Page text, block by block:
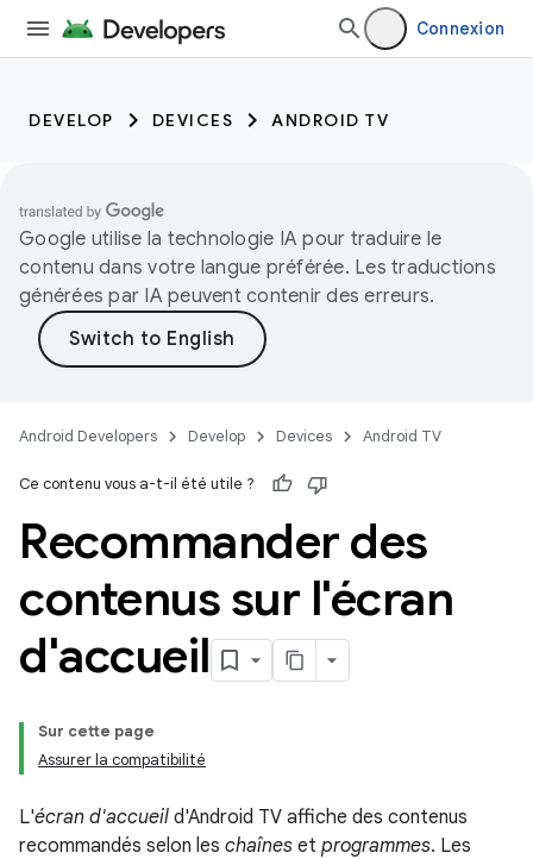
Connexion
DEVELOP DEVICES ANDROID TV
Google utilise la technologie IA pour traduire le
contenu dans votre langue préférée. Les traductions
générées par IA peuvent contenir des erreurs.
Android Developers Develop Devices Android TV
Ce contenu vous a-t-il été utile ?
Recommander des
contenus sur l'écran
d'accueil
Sur cette page
Assurer la compatibilité
L'écran d'accueil d'Android TV affiche des contenus
recommandés selon les chaînes et programmes. Les